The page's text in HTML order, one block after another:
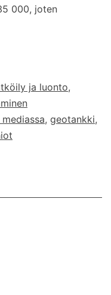
000, joten
ja luonto,
, geotankki,